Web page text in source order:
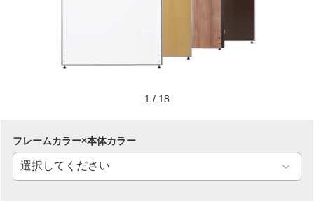
1 / 18
フレームカラー×本体カラー